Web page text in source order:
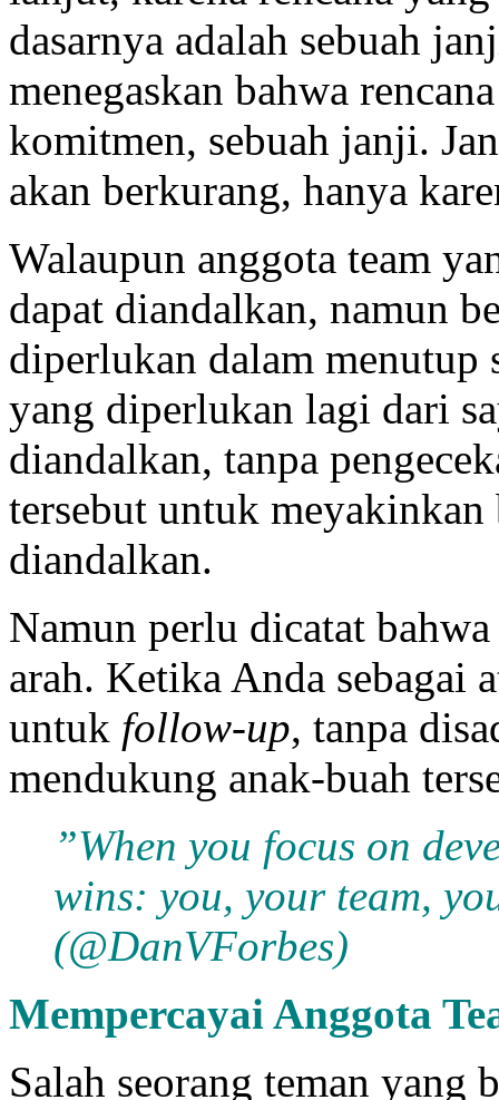
dasarnya adalah sebuah
menegaskan bahwa
komitmen, sebuah janji.
akan berkurang, hanya
Walaupun anggota team
dapat diandalkan, namun
diperlukan dalam menutup
yang diperlukan lagi dari
diandalkan, tanpa
tersebut untuk meyakinkan
diandalkan.
Namun perlu dicatat bahwa
arah. Ketika Anda sebagai
untuk follow-up, tanpa
mendukung anak-buah
”When you focus on
wins: you, your team,
(@DanVForbes)
Mempercayai Anggota
Salah seorang teman yang